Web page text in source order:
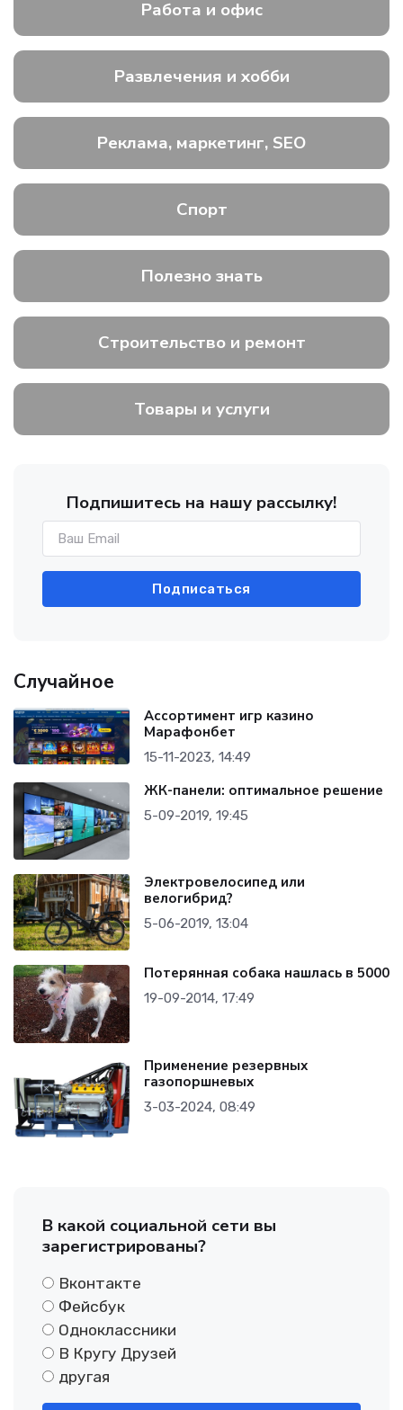
Работа и офис
Развлечения и хобби
Реклама, маркетинг, SEO
Спорт
Полезно знать
Строительство и ремонт
Товары и услуги
Подпишитесь на нашу рассылку!
Подписаться
Случайное
Ассортимент игр казино
Марафонбет
15-11-2023, 14:49
ЖК-панели: оптимальное решение
5-09-2019, 19:45
Электровелосипед или
велогибрид?
5-06-2019, 13:04
Потерянная собака нашлась в 5000
19-09-2014, 17:49
Применение резервных
газопоршневых
3-03-2024, 08:49
В какой социальной сети вы
зарегистрированы?
Вконтакте
Фейсбук
Одноклассники
В Кругу Друзей
другая